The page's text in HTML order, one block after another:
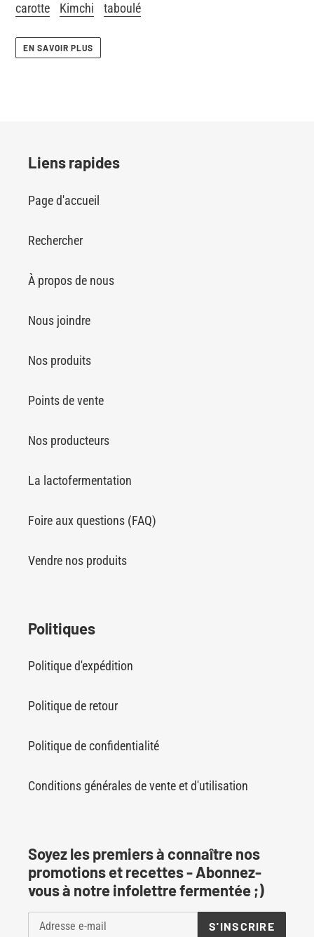
carotte Kimchi taboulé
EN SAVOIR PLUS
Liens rapides
Page d'accueil
Rechercher
À propos de nous
Nous joindre
Nos produits
Points de vente
Nos producteurs
La lactofermentation
Foire aux questions (FAQ)
Vendre nos produits
Politiques
Politique d'expédition
Politique de retour
Politique de confidentialité
Conditions générales de vente et d'utilisation
Soyez les premiers à connaître nos
promotions et recettes - Abonnez-
vous à notre infolettre fermentée ;)
S'INSCRIRE